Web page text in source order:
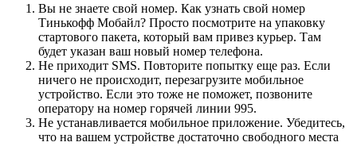
Вы не знаете свой номер. Как узнать свой номер
Тинькофф Мобайл? Просто посмотрите на упаковку
стартового пакета, который вам привез курьер. Там
будет указан ваш новый номер телефона.
Не приходит SMS. Повторите попытку еще раз. Если
ничего не происходит, перезагрузите мобильное
устройство. Если это тоже не поможет, позвоните
оператору на номер горячей линии 995.
Не устанавливается мобильное приложение. Убедитесь,
что на вашем устройстве достаточно свободного места